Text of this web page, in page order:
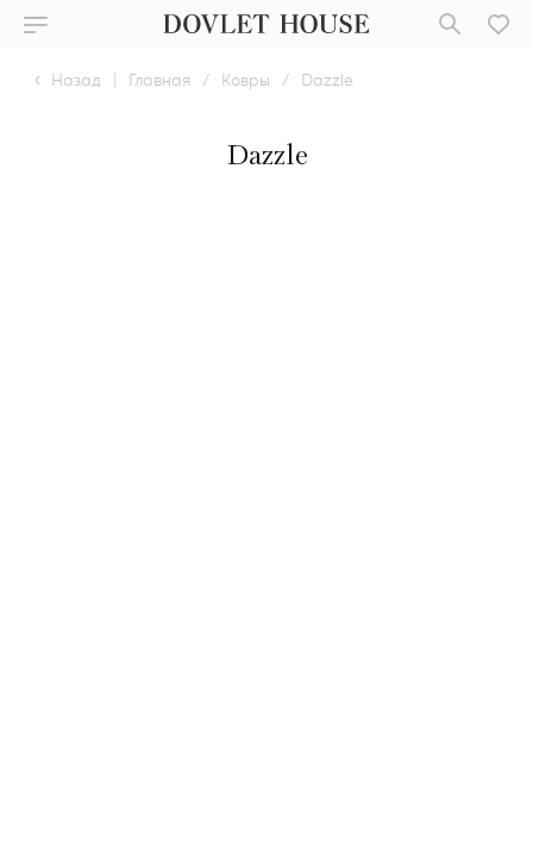
Назад | Главная / Ковры / Dazzle
Dazzle